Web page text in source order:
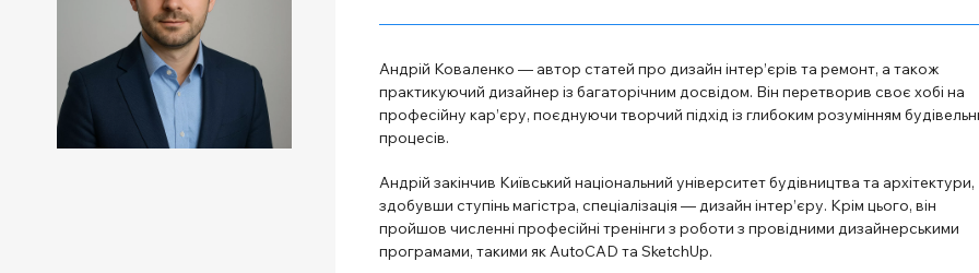
Андрій Коваленко — автор статей про дизайн інтер’єрів та ремонт, а також
практикуючий дизайнер із багаторічним досвідом. Він перетворив своє хобі на
професійну кар’єру, поєднуючи творчий підхід із глибоким розумінням
процесів.
Андрій закінчив Київський національний університет будівництва та архітектури,
здобувши ступінь магістра, спеціалізація — дизайн інтер’єру. Крім цього, він
пройшов численні професійні тренінги з роботи з провідними дизайнерськими
програмами, такими як AutoCAD та SketchUp.